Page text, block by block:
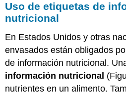
Uso de etiquetas de
nutricional
En Estados Unidos y otras
envasados están obligados
de información nutricional.
información nutricional
nutrientes en un alimento.